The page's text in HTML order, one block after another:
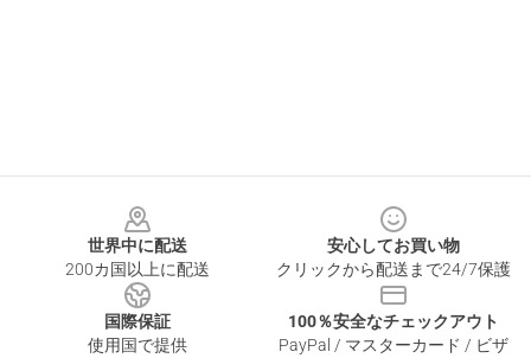
世界中に配送
200カ国以上に配送
安心してお買い物
クリックから配送まで24/7保護
国際保証
使用国で提供
100％安全なチェックアウト
PayPal / マスターカード / ビザ